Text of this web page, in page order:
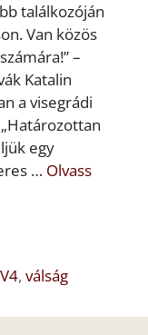
találkozóján
Van közös
–
Katalin
a visegrádi
egy
… Olvass
V4,válság